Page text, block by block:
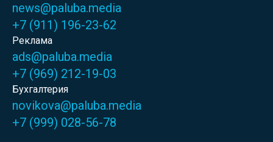
news@paluba.media
+7 (911) 196-23-62
Реклама
ads@paluba.media
+7 (969) 212-19-03
Бухгалтерия
novikova@paluba.media
+7 (999) 028-56-78